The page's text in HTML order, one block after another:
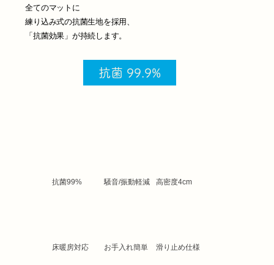
丈夫さと飽きないシンプルさが
全てのマットに
練り込み式の抗菌生地を採用、
「抗菌効果」が持続します。
抗菌 99.9%
​抗菌99% ​騒音/振動軽減 高密度4cm
床暖房対応 お手入れ簡単 ​滑り止め仕様